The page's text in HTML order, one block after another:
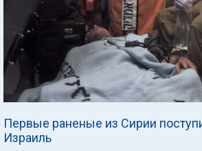
Первые раненые из Сирии
Израиль